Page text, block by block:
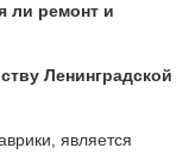
ли ремонт и
Ленинградской
является